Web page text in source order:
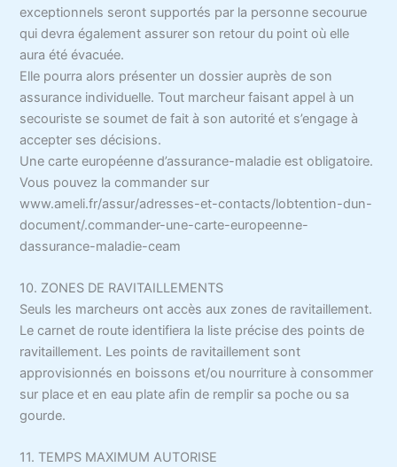
exceptionnels seront supportés par la personne secourue
qui devra également assurer son retour du point où elle
aura été évacuée.
Elle pourra alors présenter un dossier auprès de son
assurance individuelle. Tout marcheur faisant appel à un
secouriste se soumet de fait à son autorité et s’engage à
accepter ses décisions.
Une carte européenne d’assurance-maladie est obligatoire.
Vous pouvez la commander sur
www.ameli.fr/assur/adresses-et-contacts/lobtention-dun-
document/.commander-une-carte-europeenne-
dassurance-maladie-ceam
10. ZONES DE RAVITAILLEMENTS
Seuls les marcheurs ont accès aux zones de ravitaillement.
Le carnet de route identifiera la liste précise des points de
ravitaillement. Les points de ravitaillement sont
approvisionnés en boissons et/ou nourriture à consommer
sur place et en eau plate afin de remplir sa poche ou sa
gourde.
11. TEMPS MAXIMUM AUTORISE